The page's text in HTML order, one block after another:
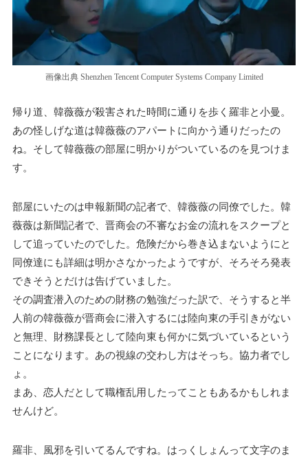
画像出典 Shenzhen Tencent Computer Systems Company Limited
帰り道、韓薇薇が殺害された時間に通りを歩く羅非と小曼。
あの怪しげな道は韓薇薇のアパートに向かう通りだったの
ね。そして韓薇薇の部屋に明かりがついているのを見つけま
す。
部屋にいたのは申報新聞の記者で、韓薇薇の同僚でした。韓
薇薇は新聞記者で、晋商会の不審なお金の流れをスクープと
して追っていたのでした。危険だから巻き込まないようにと
同僚達にも詳細は明かさなかったようですが、そろそろ発表
できそうとだけは告げていました。
その調査潜入のための財務の勉強だった訳で、そうすると半
人前の韓薇薇が晋商会に潜入するには陸向東の手引きがない
と無理、財務課長として陸向東も何かに気づいているという
ことになります。あの視線の交わし方はそっち。協力者でし
ょ。
まあ、恋人だとして職権乱用したってこともあるかもしれま
せんけど。
羅非、風邪を引いてるんですね。はっくしょんって文字のま